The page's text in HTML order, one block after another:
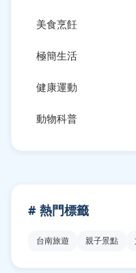
美食烹飪
極簡生活
健康運動
動物科普
# 熱門標籤
台南旅遊 親子景點